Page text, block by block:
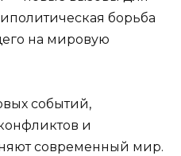
борьба
на мировую
событий,
и
современный мир.